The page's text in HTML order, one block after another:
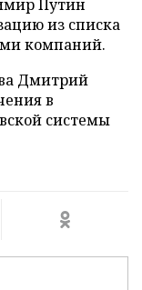
Путин
из списка
компаний.
Дмитрий
в
системы